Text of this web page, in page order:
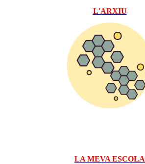
L'ARXIU
LA MEVA ESCOLA